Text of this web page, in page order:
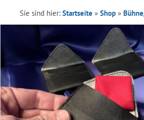
Sie sind hier: Startseite » Shop »